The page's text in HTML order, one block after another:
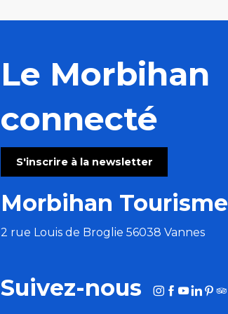
Le Morbihan
connecté
S'inscrire à la newsletter
Morbihan Tourisme
2 rue Louis de Broglie 56038 Vannes
Suivez-nous